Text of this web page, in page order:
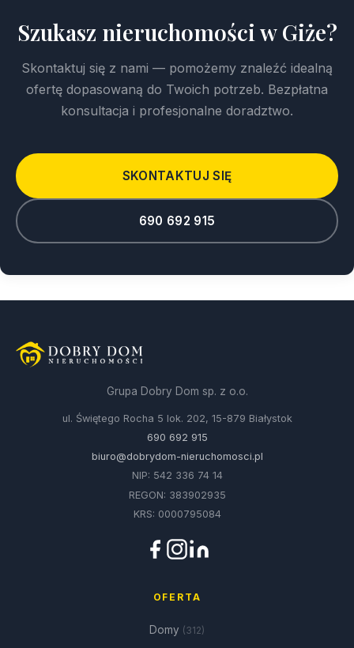
Szukasz nieruchomości w Giże?
Skontaktuj się z nami — pomożemy znaleźć idealną
ofertę dopasowaną do Twoich potrzeb. Bezpłatna
konsultacja i profesjonalne doradztwo.
SKONTAKTUJ SIĘ
690 692 915
Grupa Dobry Dom sp. z o.o.
ul. Świętego Rocha 5 lok. 202, 15-879 Białystok
690 692 915
biuro@dobrydom-nieruchomosci.pl
NIP: 542 336 74 14
REGON: 383902935
KRS: 0000795084
OFERTA
Domy (312)